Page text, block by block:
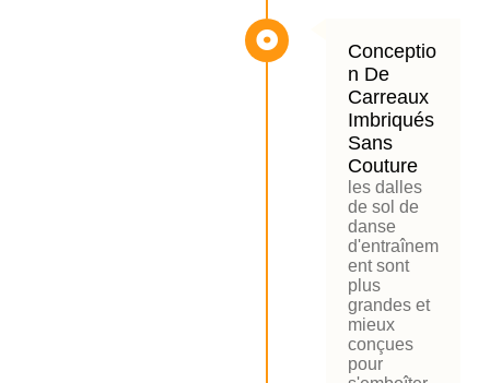
Conceptio
N De
Carreaux
Imbriqués
Sans
Couture
les dalles
de sol de
danse
d'entraînem
ent sont
plus
grandes et
mieux
conçues
pour